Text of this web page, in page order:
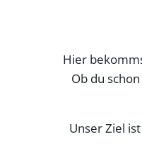
Hier
Ob du
Unser Ziel